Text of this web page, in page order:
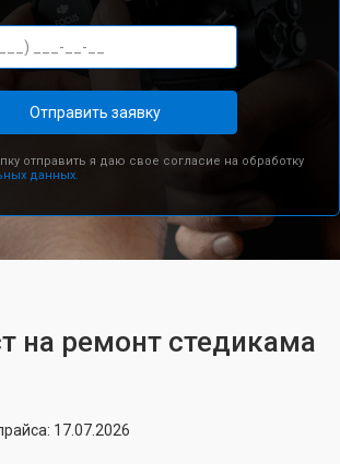
Отправить заявку
отправить я даю свое согласие на обработку
данных.
на ремонт стедикама
17.07.2026